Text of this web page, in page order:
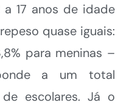
a 17 anos de idade
quase iguais:
para meninas –
a um total
escolares. Já o